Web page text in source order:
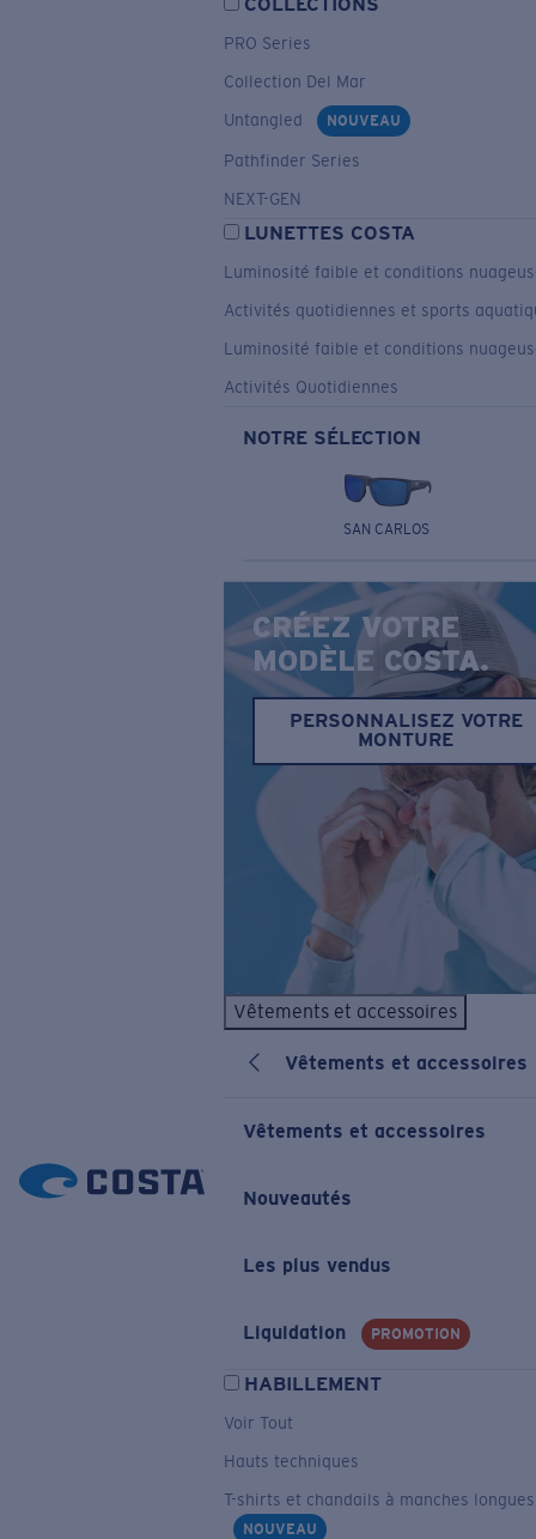
PRO Series
Collection Del Mar
Untangled
NOUVEAU
Pathfinder Series
NEXT-GEN
LUNETTES COSTA
Luminosité faible et conditions
Activités quotidiennes et sports
Luminosité faible et conditions
Activités Quotidiennes
NOTRE SÉLECTION
SAN CARLOS
CRÉEZ VOTRE
MODÈLE COSTA.
PERSONNALISEZ VOTRE
MONTURE
Vêtements et accessoires
Vêtements et accessoires
Vêtements et accessoires
Nouveautés
Les plus vendus
Liquidation PROMOTION
HABILLEMENT
Voir Tout
Hauts techniques
T-shirts et chandails à manches longues
NOUVEAU